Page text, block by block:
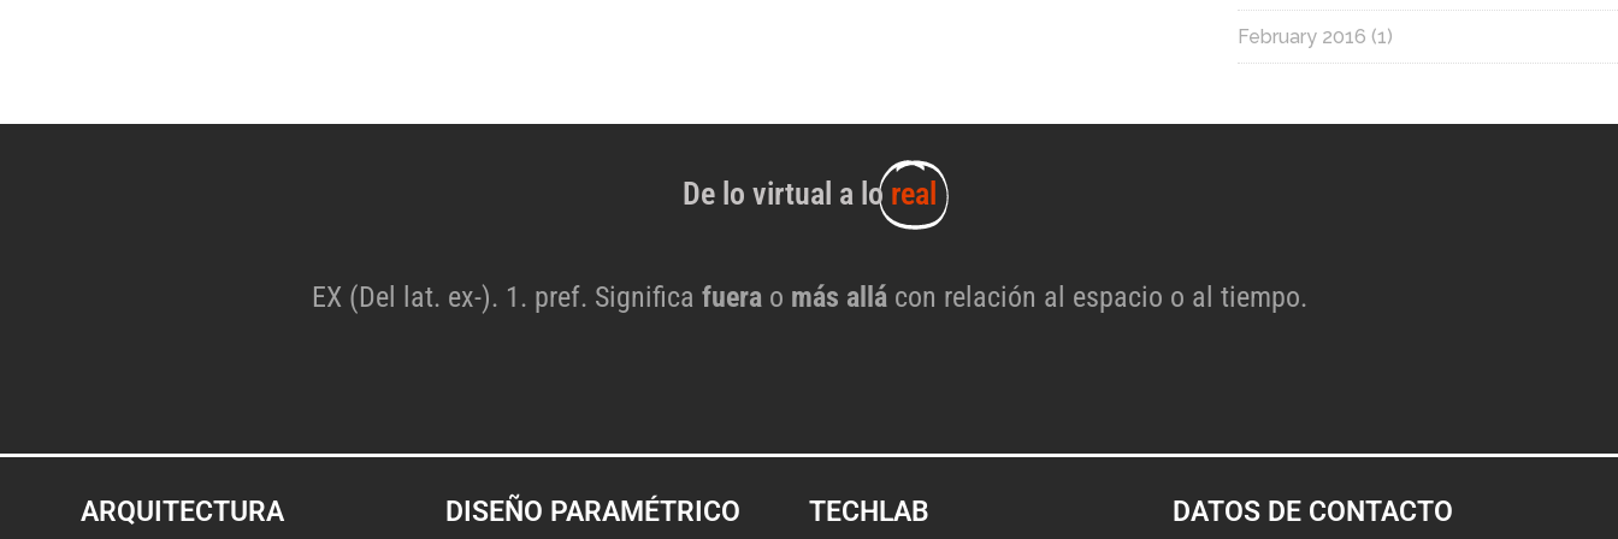
February 2016 (1)
De lo virtual a lo real
EX (Del lat. ex-). 1. pref. Significa fuera o más allácon relación al espacio o al tiempo.
ARQUITECTURA DISEÑO PARAMÉTRICO TECHLAB DATOS DE CONTACTO